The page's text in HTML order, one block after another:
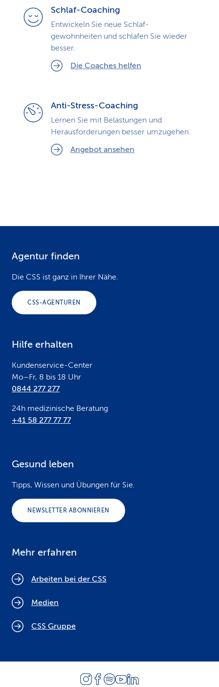
Schlaf-Coaching
Entwickeln Sie neue Schlaf­
gewohnheiten und schlafen Sie wieder
besser.
Die Coaches helfen
Anti-Stress-Coaching
Lernen Sie mit Belastungen und
Herausforderungen besser umzugehen.
Angebot ansehen
Agentur finden
Die CSS ist ganz in Ihrer Nähe.
CSS-AGENTUREN
Hilfe erhalten
Kundenservice-Center
Mo–Fr, 8 bis 18 Uhr
0844 277 277
24h medizinische Beratung
+41 58 277 77 77
Gesund leben
Tipps, Wissen und Übungen für Sie.
NEWSLETTER ABONNIEREN
Mehr erfahren
Arbeiten bei der CSS
Medien
CSS Gruppe